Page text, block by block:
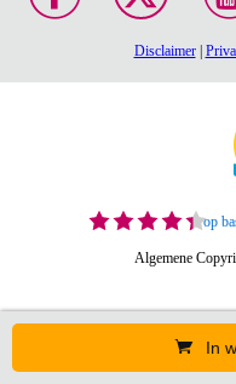
In
Disclaimer|
op
Algemene